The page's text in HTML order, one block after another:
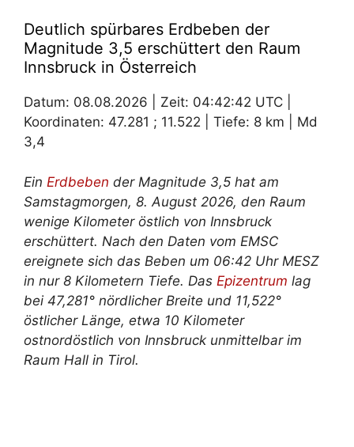
Deutlich spürbares Erdbeben der
Magnitude 3,5 erschüttert den Raum
Innsbruck in Österreich
Datum: 08.08.2026 | Zeit: 04:42:42 UTC |
Koordinaten: 47.281 ; 11.522 | Tiefe: 8 km | Md
3,4
Ein Erdbeben der Magnitude 3,5 hat am
Samstagmorgen, 8. August 2026, den Raum
wenige Kilometer östlich von Innsbruck
erschüttert. Nach den Daten vom EMSC
ereignete sich das Beben um 06:42 Uhr MESZ
in nur 8 Kilometern Tiefe. Das Epizentrum lag
bei 47,281° nördlicher Breite und 11,522°
östlicher Länge, etwa 10 Kilometer
ostnordöstlich von Innsbruck unmittelbar im
Raum Hall in Tirol.